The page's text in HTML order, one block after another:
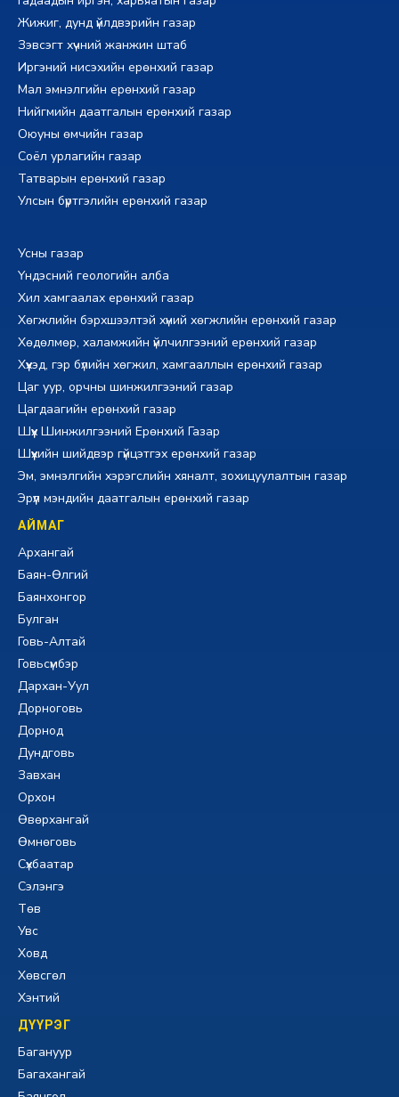
Жижиг, дунд үйлдвэрийн газар
Зэвсэгт хүчний жанжин штаб
Иргэний нисэхийн ерөнхий газар
Мал эмнэлгийн ерөнхий газар
Нийгмийн даатгалын ерөнхий газар
Оюуны өмчийн газар
Соёл урлагийн газар
Татварын ерөнхий газар
Улсын бүртгэлийн ерөнхий газар
Усны газар
Үндэсний геологийн алба
Хил хамгаалах ерөнхий газар
Хөгжлийн бэрхшээлтэй хүний хөгжлийн ерөнхий газар
Хөдөлмөр, халамжийн үйлчилгээний ерөнхий газар
Хүүхэд, гэр бүлийн хөгжил, хамгааллын ерөнхий газар
Цаг уур, орчны шинжилгээний газар
Цагдаагийн ерөнхий газар
Шүүх Шинжилгээний Ерөнхий Газар
Шүүхийн шийдвэр гүйцэтгэх ерөнхий газар
Эм, эмнэлгийн хэрэгслийн хяналт, зохицуулалтын газар
Эрүүл мэндийн даатгалын ерөнхий газар
АЙМАГ
Архангай
Баян-Өлгий
Баянхонгор
Булган
Говь-Алтай
Говьсүмбэр
Дархан-Уул
Дорноговь
Дорнод
Дундговь
Завхан
Орхон
Өвөрхангай
Өмнөговь
Сүхбаатар
Сэлэнгэ
Төв
Увс
Ховд
Хөвсгөл
Хэнтий
ДҮҮРЭГ
Багануур
Багахангай